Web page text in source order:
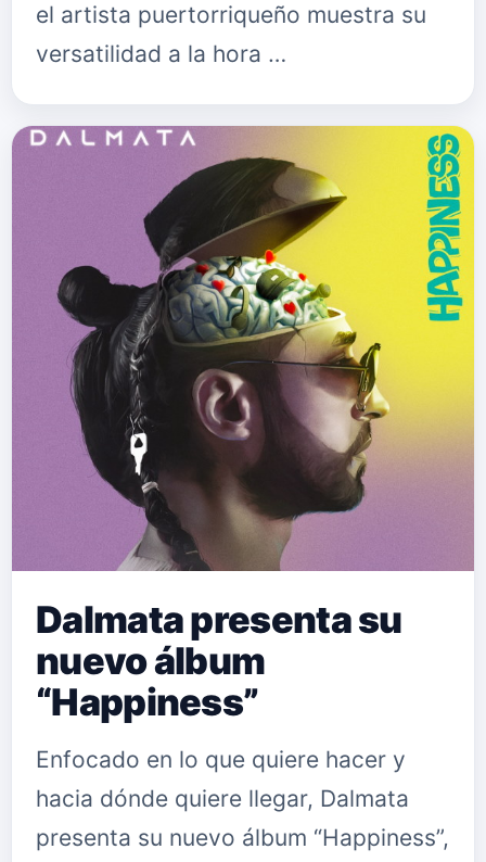
el artista puertorriqueño muestra su
versatilidad a la hora …
Dalmata presenta su
nuevo álbum
“Happiness”
Enfocado en lo que quiere hacer y
hacia dónde quiere llegar, Dalmata
presenta su nuevo álbum “Happiness”,